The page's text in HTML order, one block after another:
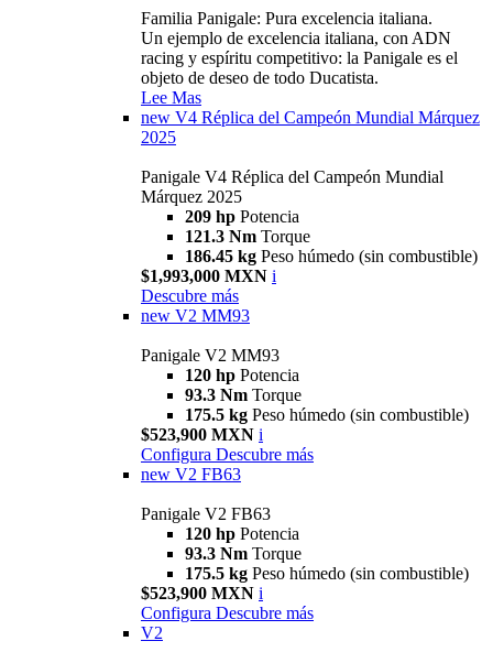
Familia Panigale: Pura excelencia italiana.
Un ejemplo de excelencia italiana, con ADN
racing y espíritu competitivo: la Panigale es el
objeto de deseo de todo Ducatista.
Lee Mas
new V4 Réplica del Campeón Mundial Márquez
2025
Panigale V4 Réplica del Campeón Mundial
Márquez 2025
209 hp Potencia
121.3 Nm Torque
186.45 kg Peso húmedo (sin combustible)
$1,993,000 MXN i
Descubre más
new V2 MM93
Panigale V2 MM93
120 hp Potencia
93.3 Nm Torque
175.5 kg Peso húmedo (sin combustible)
$523,900 MXN i
Configura Descubre más
new V2 FB63
Panigale V2 FB63
120 hp Potencia
93.3 Nm Torque
175.5 kg Peso húmedo (sin combustible)
$523,900 MXN i
Configura Descubre más
V2